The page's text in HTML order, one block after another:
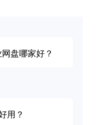
盘哪家好？
用？